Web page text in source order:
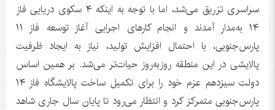
سراسری تزریق می‌شد، اما با توجه به اینکه ۴ سکوی دریایی فاز
۱۴ به‌مدار آمدند و انجام کارهای اجرایی آغاز توسعه فاز ۱۱
پارس‌جنوبی، با احتمال افزایش تولید، نیاز به ایجاد ظرفیت
پالایشی در این منطقه روزبه‌روز حیات‌تر می‌شد. بر همین اساس
دولت سیزدهم عزم خود را برای تکمیل ساخت پالایشگاه فاز ۱۴
پارس‌جنوبی متمرکز کرد و انتظار می‌رود تا پایان سال جاری شاهد